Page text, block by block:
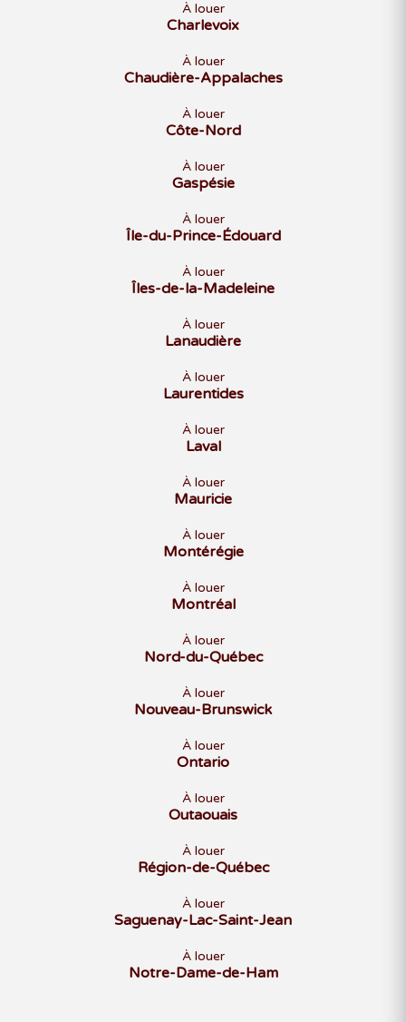
À louer
Charlevoix
À louer
Chaudière-Appalaches
À louer
Côte-Nord
À louer
Gaspésie
À louer
Île-du-Prince-Édouard
À louer
Îles-de-la-Madeleine
À louer
Lanaudière
À louer
Laurentides
À louer
Laval
À louer
Mauricie
À louer
Montérégie
À louer
Montréal
À louer
Nord-du-Québec
À louer
Nouveau-Brunswick
À louer
Ontario
À louer
Outaouais
À louer
Région-de-Québec
À louer
Saguenay-Lac-Saint-Jean
À louer
Notre-Dame-de-Ham